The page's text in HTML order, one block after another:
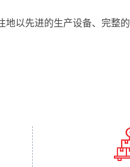
以先进的生产设备、完整